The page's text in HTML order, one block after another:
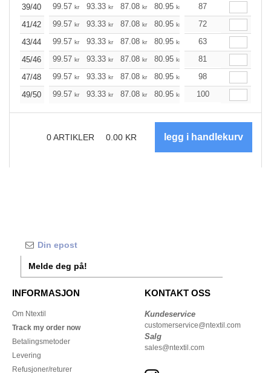
39/40
99.57 kr 93.33 kr 87.08 kr 80.95 kr 74.71
87
41/42
99.57 kr 93.33 kr 87.08 kr 80.95 kr 74.71
72
43/44
99.57 kr 93.33 kr 87.08 kr 80.95 kr 74.71
63
45/46
99.57 kr 93.33 kr 87.08 kr 80.95 kr 74.71
81
47/48
99.57 kr 93.33 kr 87.08 kr 80.95 kr 74.71
98
49/50
99.57 kr 93.33 kr 87.08 kr 80.95 kr 74.71
100
0ARTIKLER 0.00 KR
Melde deg på!
INFORMASJON
Om Ntextil
Track my order now
Betalingsmetoder
Levering
Refusjoner/returer
KONTAKT OSS
Kundeservice
customerservice@ntextil.com
Salg
sales@ntextil.com